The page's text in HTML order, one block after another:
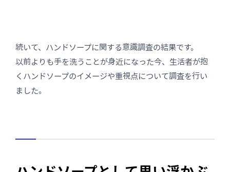
続いて、ハンドソープに関する意識調査の結果です。
以前よりも手を洗うことが身近になった今、生活者が抱
くハンドソープのイメージや重視点について調査を行い
ました。